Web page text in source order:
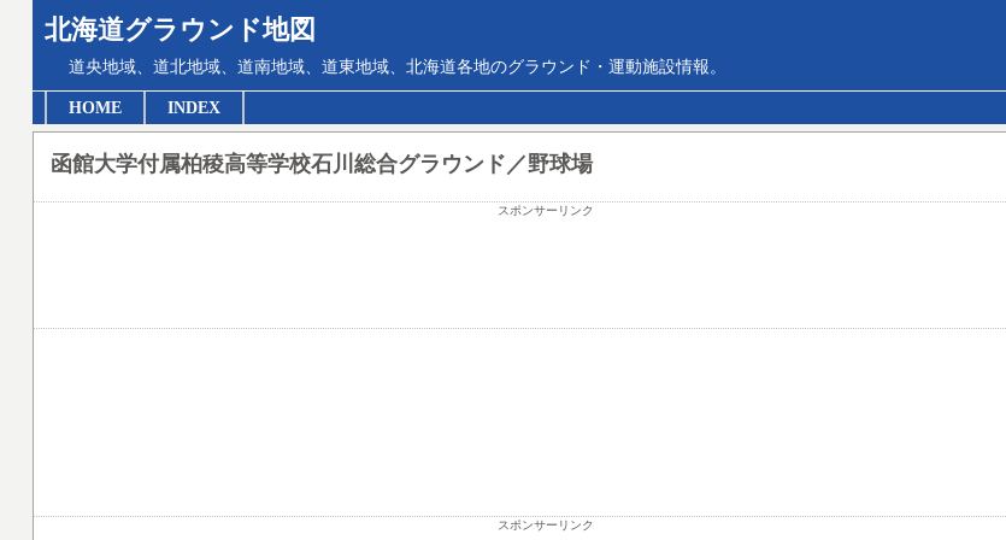
北海道グラウンド地図
道央地域、道北地域、道南地域、道東地域、北海道各地のグラウンド・運動施設情報。
HOME INDEX
函館大学付属柏稜高等学校石川総合グラウンド／野球場
スポンサーリンク
スポンサーリンク